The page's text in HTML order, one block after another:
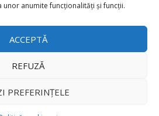
unor anumite funcționalități și funcții.
ACCEPTĂ
REFUZĂ
PREFERINȚELE
DUSTER DIESEL! Primul test drive în
Mercedes-Benz E 350 e - cât consumă?! /
AutoBlog.MD
în tufari”